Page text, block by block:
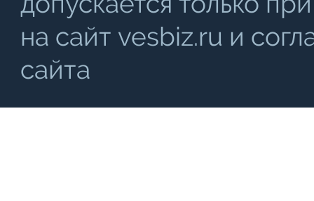
на сайт vesbiz.ru и
сайта